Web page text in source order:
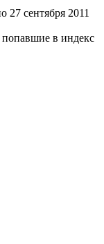
27 сентября 2011
в индекс